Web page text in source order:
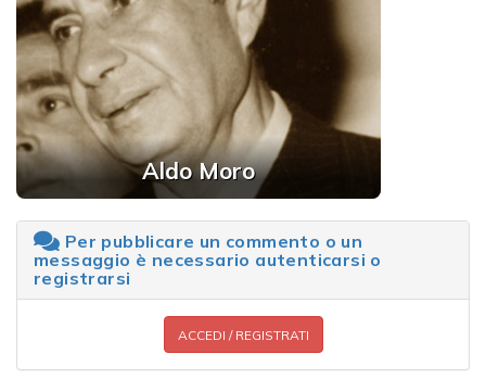
Aldo Moro
Per pubblicare un commento o un
messaggio è necessario autenticarsi o
registrarsi
ACCEDI / REGISTRATI